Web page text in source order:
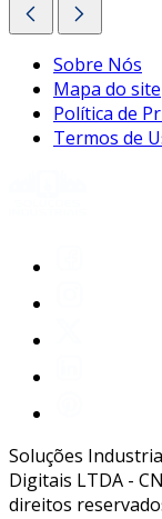
Sobre Nós
Mapa do site
Política de
Termos de
Soluções
Digitais LTDA -
direitos